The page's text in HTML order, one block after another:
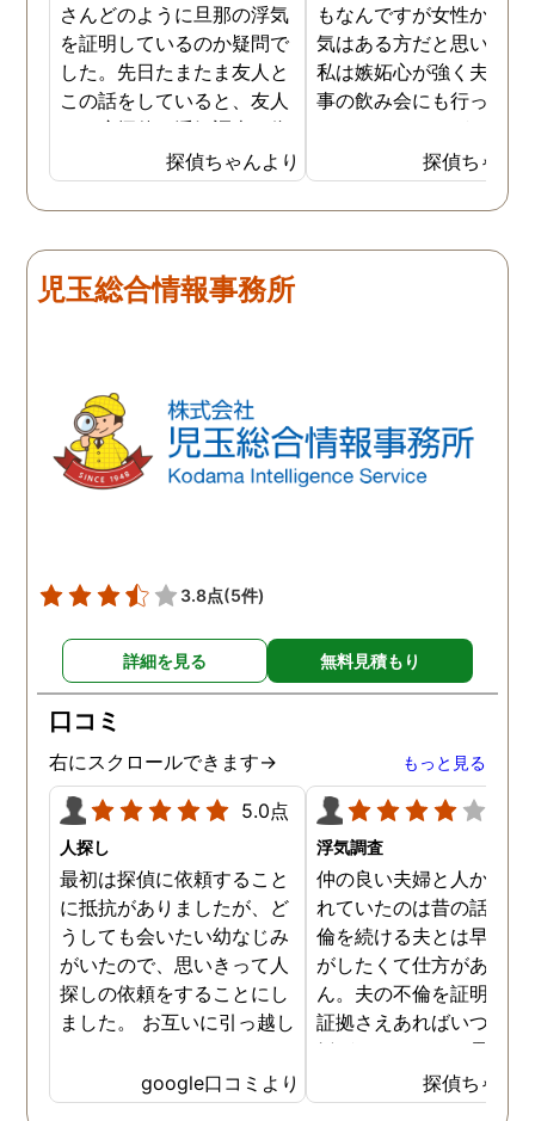
さんどのように旦那の浮気
を証明しているのか疑問で
した。先日たまたま友人と
この話をしていると、友人
は一度探偵に浮気調査を依
頼したことがあるとのこと
でした。その手があったか
と思い、普段私も旦那の浮
依頼してみることにしまし
た。探偵への依頼は思いの
とのこと。旦那の行動が怪
しいと思われる日に調査を
依頼すると、数日後には調
のかワクワクしながら探偵
社に向かうと、旦那の浮気
の実態がレポートや写真、
動画データで明らかにされ
ていました。お試しのつも
りで依頼した浮気調査でし
たが、想像以上に精度に正
直驚かされました。
探偵ちゃんより
もなんですが女性からの
気はある方だと思います
私は嫉妬心が強く夫には
事の飲み会にも行ってほ
いに探偵に夫の浮気調査
依頼してしまいました。
んなことが夫にバレたら
せんが、万が一夫が浮気
んでしたがやはり女性か
の人気は凄いらしく、頻
て頂きました。
探偵ちゃん
児玉総合情報事務所
3.8点(5件)
詳細を見る 無料見積もり
口コミ
右にスクロールできます→ もっと見る
5.0点
人探し
最初は探偵に依頼すること
に抵抗がありましたが、ど
うしても会いたい幼なじみ
がいたので、思いきって人
探しの依頼をすることにし
ました。 お互いに引っ越し
いる情報も少なかったの
で、難しいかなと思ってい
google口コミより
浮気調査
仲の良い夫婦と人から言
れていたのは昔の話で、
倫を続ける夫とは早く離
がしたくて仕方がありま
ん。夫の不倫を証明でき
証拠さえあればいつでも
婚ができるのにと愚痴を
ぼしていると、姉が探偵
不倫の証拠集めを依頼し
探偵ちゃん